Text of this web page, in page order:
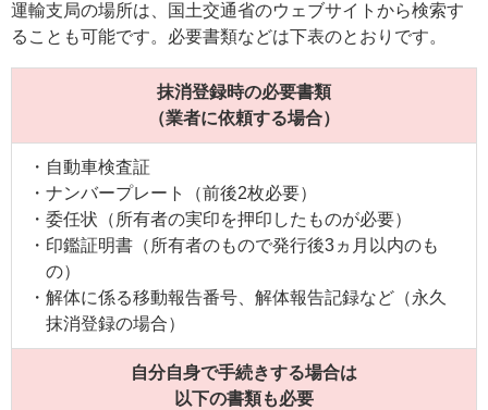
運輸支局の場所は、国土交通省のウェブサイトから検索す
ることも可能です。必要書類などは下表のとおりです。
抹消登録時の必要書類
（業者に依頼する場合）
自動車検査証
ナンバープレート（前後2枚必要）
委任状（所有者の実印を押印したものが必要）
印鑑証明書（所有者のもので発行後3ヵ月以内のも
の）
解体に係る移動報告番号、解体報告記録など（永久
抹消登録の場合）
自分自身で手続きする場合は
以下の書類も必要